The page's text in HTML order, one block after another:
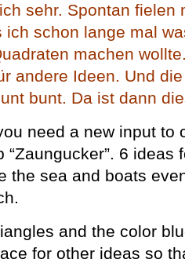
sehr. Spontan fielen
ich schon lange mal
machen
andere Ideen. Und
bunt. Da ist dann
need a new input to
“Zaungucker”. 6
the sea and boats
and the color
for other ideas so